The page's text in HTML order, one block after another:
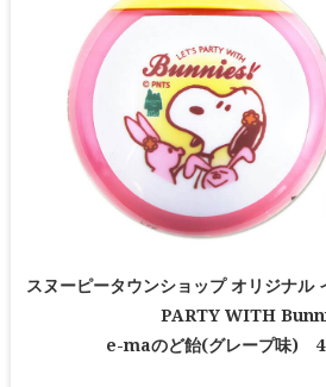
スヌーピータウンショップ オリジナル
PARTY WITH
e-maのど飴(グレープ味)